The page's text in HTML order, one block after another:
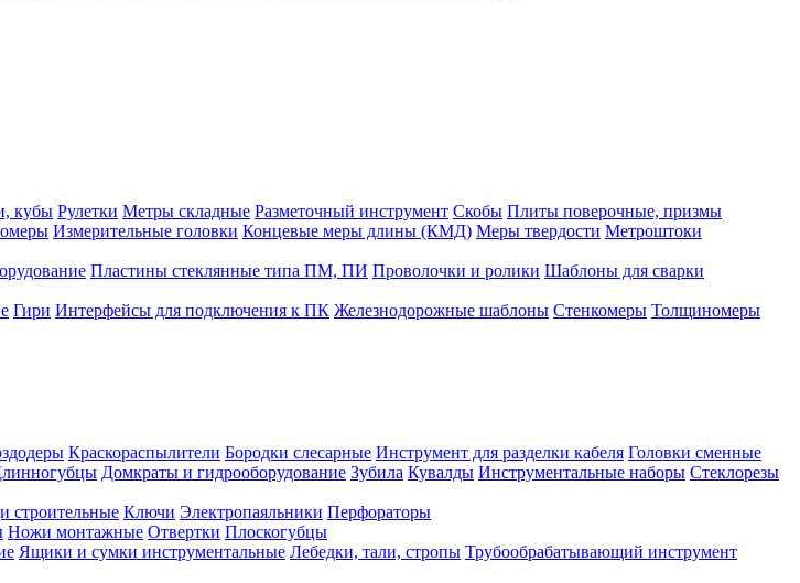
кубы Рулетки Метры складные Разметочный инструмент Скобы Плиты поверочные, призмы
Измерительные головки Концевые меры длины (КМД) Меры твердости Метроштоки
Пластины стеклянные типа ПМ, ПИ Проволочки и ролики Шаблоны для сварки
Гири Интерфейсы для подключения к ПК Железнодорожные шаблоны Стенкомеры Толщиномеры
Краскораспылители Бородки слесарные Инструмент для разделки кабеля Головки сменные
Домкраты и гидрооборудование Зубила Кувалды Инструментальные наборы Стеклорезы
строительные Ключи Электропаяльники Перфораторы
Ножи монтажные Отвертки Плоскогубцы
Ящики и сумки инструментальные Лебедки, тали, стропы Трубообрабатывающий инструмент